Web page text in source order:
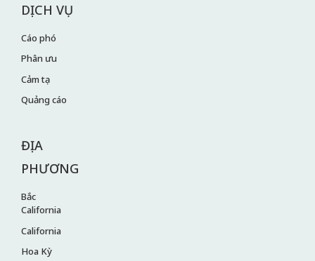
DỊCH VỤ
Cáo phó
Phân ưu
Cảm tạ
Quảng cáo
ĐỊA
PHƯƠNG
Bắc
California
California
Hoa Kỳ